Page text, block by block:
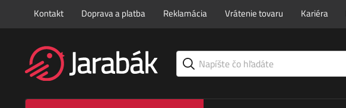
Kontakt Doprava a platba Reklamácia Vrátenie tovaru Kariéra